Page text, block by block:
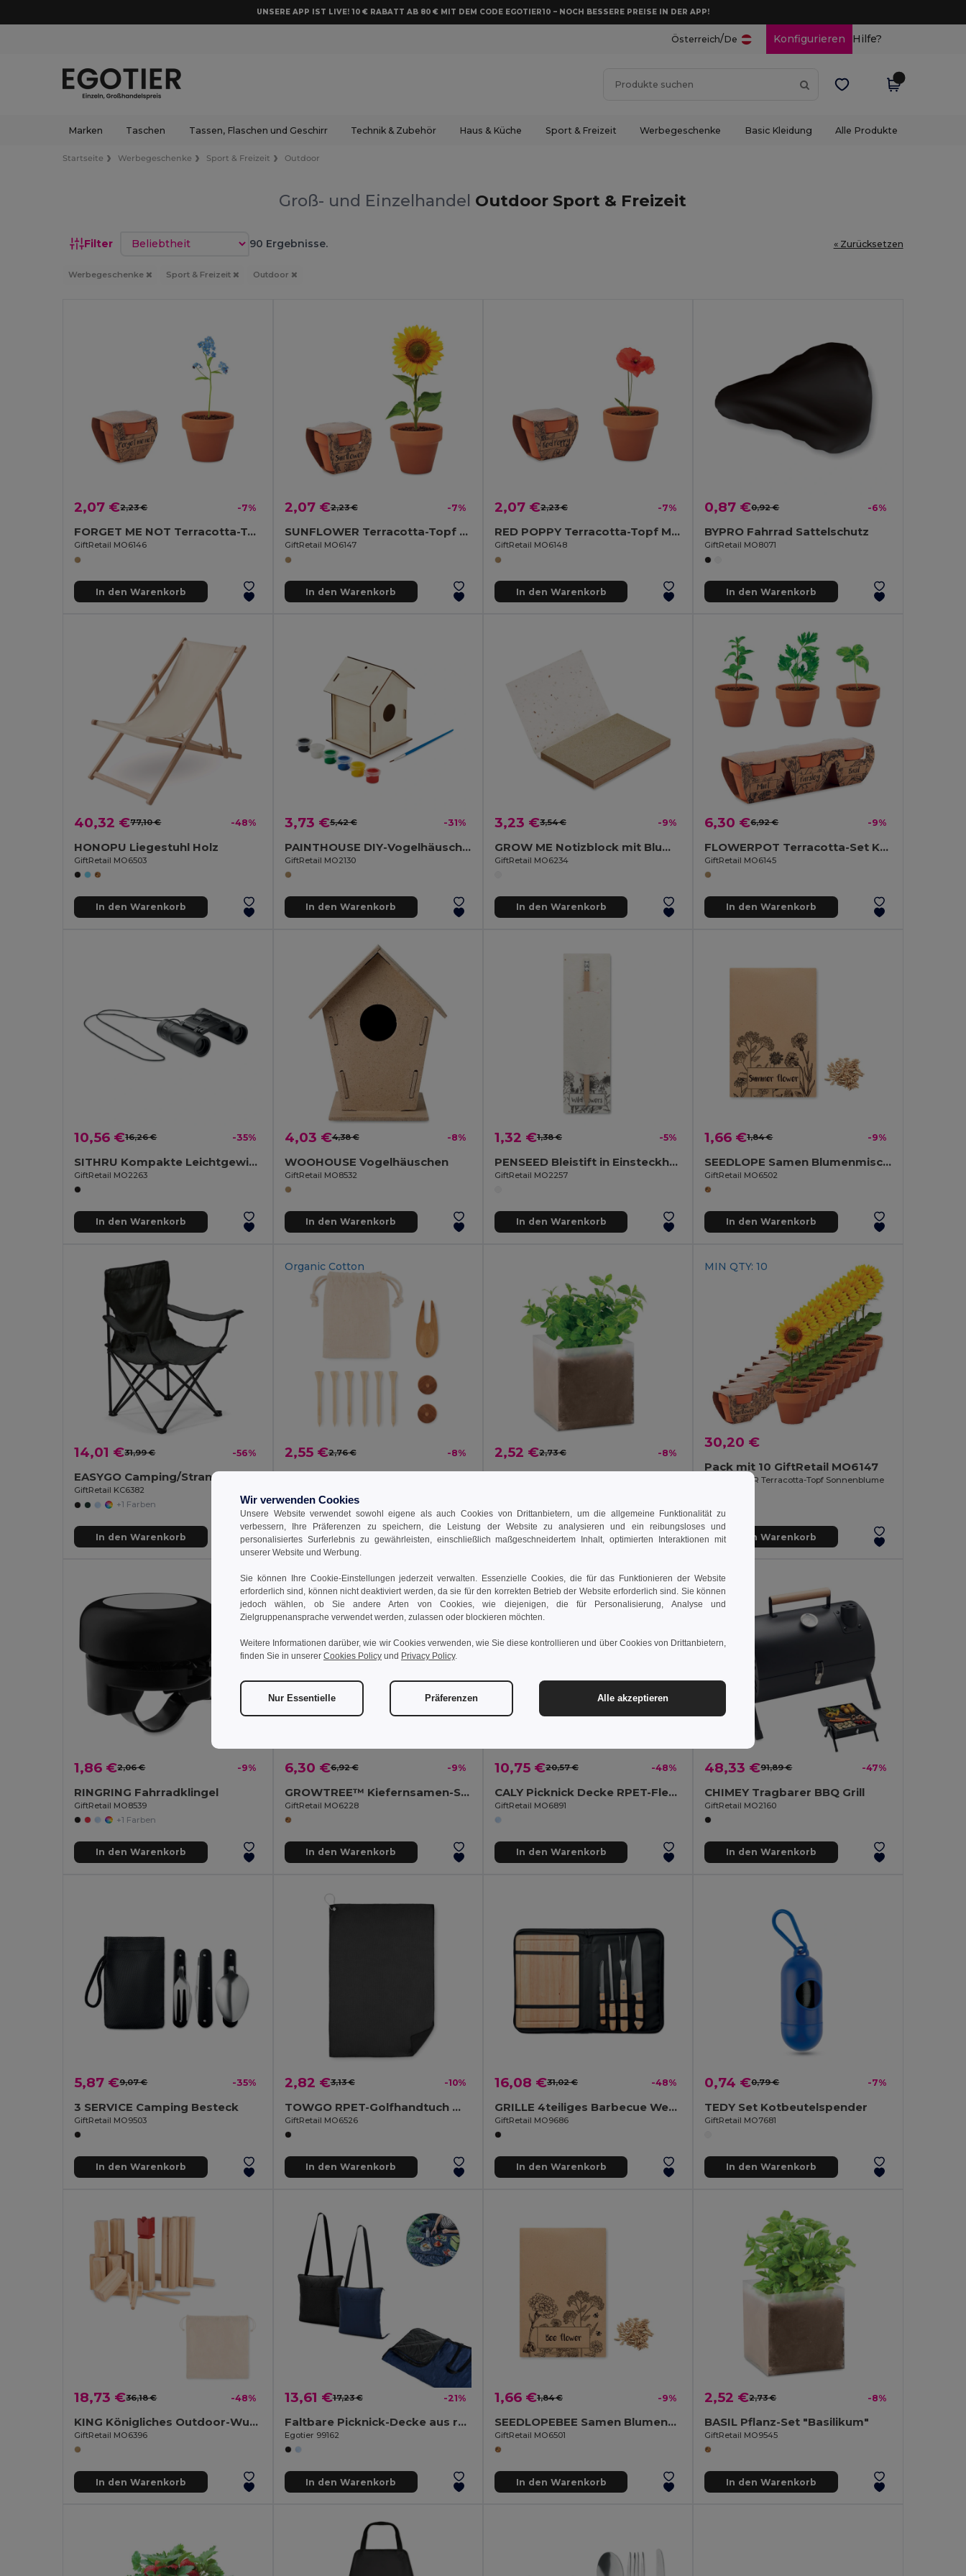
UNSERE APP IST LIVE! 10 € RABATT AB 80 € MIT DEM CODE EGOTIER10 – NOCH BESSERE PREISE IN DER APP!
Österreich/De Konfigurieren Hilfe?
Marken Taschen Tassen, Flaschen und Geschirr Technik & Zubehör Haus & Küche Sport & Freizeit Werbegeschenke Basic Kleidung Alle Produkte
Startseite Werbegeschenke Sport & Freizeit Outdoor
Groß- und Einzelhandel Outdoor Sport & Freizeit
Filter Sortieren nach 90 Ergebnisse. « Zurücksetzen
Werbegeschenke Sport & Freizeit Outdoor
2,07 €2,23 € -7%
FORGET ME NOT Terracotta-Topf Vergissmeinnich
GiftRetail MO6146
In den Warenkorb
2,07 €2,23 € -7%
SUNFLOWER Terracotta-Topf Sonnenblume
GiftRetail MO6147
In den Warenkorb
2,07 €2,23 € -7%
RED POPPY Terracotta-Topf Mohnblume
GiftRetail MO6148
In den Warenkorb
0,87 €0,92 € -6%
BYPRO Fahrrad Sattelschutz
GiftRetail MO8071
In den Warenkorb
40,32 €77,10 € -48%
HONOPU Liegestuhl Holz
GiftRetail MO6503
In den Warenkorb
3,73 €5,42 € -31%
PAINTHOUSE DIY-Vogelhäuschen
GiftRetail MO2130
In den Warenkorb
3,23 €3,54 € -9%
GROW ME Notizblock mit Blumensamen
GiftRetail MO6234
In den Warenkorb
6,30 €6,92 € -9%
FLOWERPOT Terracotta-Set Kräuter
GiftRetail MO6145
In den Warenkorb
10,56 €16,26 € -35%
SITHRU Kompakte Leichtgewicht Ferngläser mit Trageriemen
GiftRetail MO2263
In den Warenkorb
4,03 €4,38 € -8%
WOOHOUSE Vogelhäuschen
GiftRetail MO8532
In den Warenkorb
1,32 €1,38 € -5%
PENSEED Bleistift in Einsteckhülle
GiftRetail MO2257
In den Warenkorb
1,66 €1,84 € -9%
SEEDLOPE Samen Blumenmischung
GiftRetail MO6502
In den Warenkorb
14,01 €31,99 € -56%
EASYGO Camping/Strandstuhl
GiftRetail KC6382
+1 Farben
In den Warenkorb
Organic Cotton
2,55 €2,76 € -8%
In den Warenkorb
2,52 €2,73 € -8%
In den Warenkorb
MIN QTY: 10
30,20 €
Pack mit 10 GiftRetail MO6147
SUNFLOWER Terracotta-Topf Sonnenblume
In den Warenkorb
1,86 €2,06 € -9%
RINGRING Fahrradklingel
GiftRetail MO8539
+1 Farben
In den Warenkorb
6,30 €6,92 € -9%
GROWTREE™ Kiefernsamen-Set
GiftRetail MO6228
In den Warenkorb
10,75 €20,57 € -48%
CALY Picknick Decke RPET-Fleece
GiftRetail MO6891
In den Warenkorb
48,33 €91,89 € -47%
CHIMEY Tragbarer BBQ Grill
GiftRetail MO2160
In den Warenkorb
5,87 €9,07 € -35%
3 SERVICE Camping Besteck
GiftRetail MO9503
In den Warenkorb
2,82 €3,13 € -10%
TOWGO RPET-Golfhandtuch mit Haken
GiftRetail MO6526
In den Warenkorb
16,08 €31,02 € -48%
GRILLE 4teiliges Barbecue Werkzeug
GiftRetail MO9686
In den Warenkorb
0,74 €0,79 € -7%
TEDY Set Kotbeutelspender
GiftRetail MO7681
In den Warenkorb
18,73 €36,18 € -48%
KING Königliches Outdoor-Wurfspiel aus Kiefernholz
GiftRetail MO6396
In den Warenkorb
13,61 €17,23 € -21%
Faltbare Picknick-Decke aus rPET und PEVA
Egotier 99162
In den Warenkorb
1,66 €1,84 € -9%
SEEDLOPEBEE Samen Blumenmischung
GiftRetail MO6501
In den Warenkorb
2,52 €2,73 € -8%
BASIL Pflanz-Set "Basilikum"
GiftRetail MO9545
In den Warenkorb
Wir verwenden Cookies
Unsere Website verwendet sowohl eigene als auch Cookies von Drittanbietern, um die allgemeine Funktionalität zu
verbessern, Ihre Präferenzen zu speichern, die Leistung der Website zu analysieren und ein reibungsloses und
personalisiertes Surferlebnis zu gewährleisten, einschließlich maßgeschneidertem Inhalt, optimierten Interaktionen mit
unserer Website und Werbung.
Sie können Ihre Cookie-Einstellungen jederzeit verwalten. Essenzielle Cookies, die für das Funktionieren der Website
erforderlich sind, können nicht deaktiviert werden, da sie für den korrekten Betrieb der Website erforderlich sind. Sie können
jedoch wählen, ob Sie andere Arten von Cookies, wie diejenigen, die für Personalisierung, Analyse und
Zielgruppenansprache verwendet werden, zulassen oder blockieren möchten.
Weitere Informationen darüber, wie wir Cookies verwenden, wie Sie diese kontrollieren und über Cookies von Drittanbietern,
finden Sie in unserer Cookies Policy und Privacy Policy.
Nur Essentielle Präferenzen Alle akzeptieren